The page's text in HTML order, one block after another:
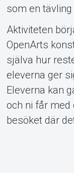
som en
Aktiviteten
OpenArts
själva hur
eleverna ger
Eleverna kan
och ni får
besöket där